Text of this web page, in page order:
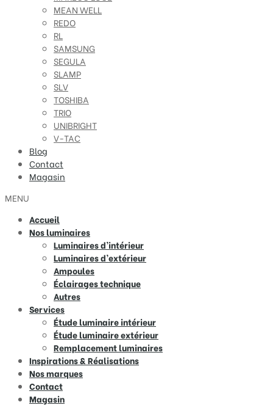
MEAN WELL
REDO
RL
SAMSUNG
SEGULA
SLAMP
SLV
TOSHIBA
TRIO
UNIBRIGHT
V-TAC
Blog
Contact
Magasin
MENU
Accueil
Nos luminaires
Luminaires d’intérieur
Luminaires d’extérieur
Ampoules
Éclairages technique
Autres
Services
Étude luminaire intérieur
Étude luminaire extérieur
Remplacement luminaires
Inspirations & Réalisations
Nos marques
Contact
Magasin